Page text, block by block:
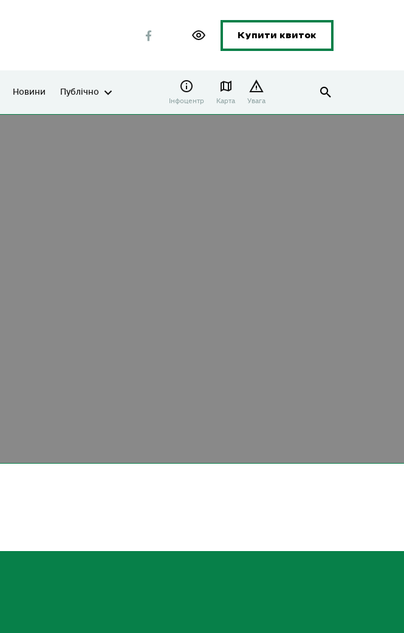
Купити квиток
Новини Публічно
Інфоцентр Карта Увага